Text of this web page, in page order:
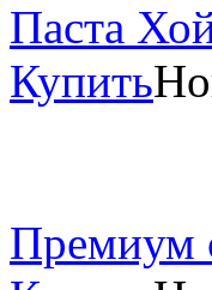
Паста
Купить
Премиум